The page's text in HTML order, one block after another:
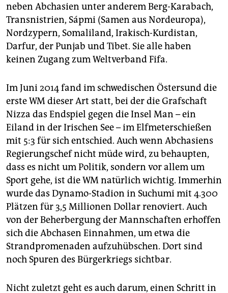
neben Abchasien unter anderem Berg-Karabach,
Transnistrien, Sápmi (Samen aus Nordeuropa),
Nordzypern, Somaliland, Irakisch-Kurdistan,
Darfur, der Punjab und Tibet. Sie alle haben
keinen Zugang zum Weltverband Fifa.
Im Juni 2014 fand im schwedischen Östersund die
erste WM dieser Art statt, bei der die Grafschaft
Nizza das Endspiel gegen die Insel Man – ein
Eiland in der Irischen See – im Elfmeterschießen
mit 5:3 für sich entschied. Auch wenn Abchasiens
Regierungschef nicht müde wird, zu behaupten,
dass es nicht um Politik, sondern vor allem um
Sport gehe, ist die WM natürlich wichtig. Immerhin
wurde das Dynamo-Stadion in Suchumi mit 4.300
Plätzen für 3,5 Millionen Dollar renoviert. Auch
von der Beherbergung der Mannschaften erhoffen
sich die Abchasen Einnahmen, um etwa die
Strandpromenaden aufzuhübschen. Dort sind
noch Spuren des Bürgerkriegs sichtbar.
Nicht zuletzt geht es auch darum, einen Schritt in